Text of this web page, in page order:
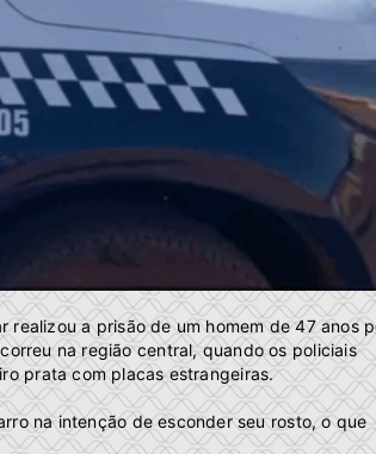
a prisão de um homem de 47 anos
na região central, quando os policiais
prata com placas estrangeiras.
na intenção de esconder seu rosto, o que